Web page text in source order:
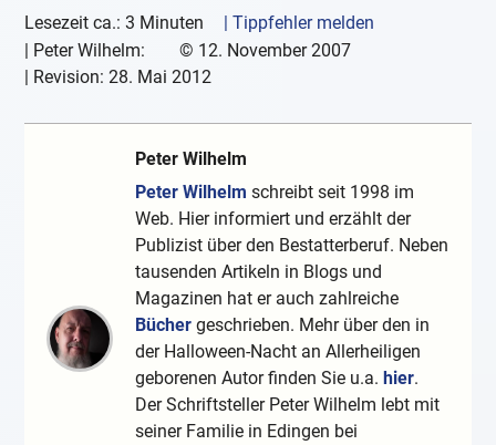
Lesezeit ca.: 3 Minuten
| Tippfehler melden
Peter Wilhelm: © 12. November 2007
| Revision:28. Mai 2012
Peter Wilhelm
Peter Wilhelm schreibt seit 1998 im
Web. Hier informiert und erzählt der
Publizist über den Bestatterberuf. Neben
tausenden Artikeln in Blogs und
Magazinen hat er auch zahlreiche
Bücher geschrieben. Mehr über den in
der Halloween-Nacht an Allerheiligen
geborenen Autor finden Sie u.a. hier.
Der Schriftsteller Peter Wilhelm lebt mit
seiner Familie in Edingen bei